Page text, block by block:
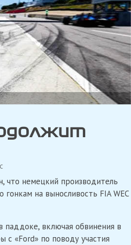
что немецкий производитель
на выносливость FIA WEC
паддоке, включая обвинения в
с «Ford» по поводу участия